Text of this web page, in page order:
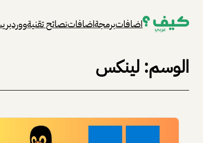
اضافاتبرمجةاضافاتنصائح تقنية
الوسم: لينكس